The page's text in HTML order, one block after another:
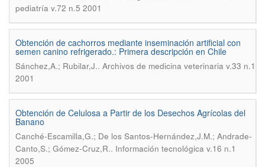
pediatría v.72 n.5 2001
Obtención de cachorros mediante inseminación artificial con
semen canino refrigerado.: Primera descripción en Chile
Sánchez,A.; Rubilar,J.. Archivos de medicina veterinaria v.33 n.1
2001
Obtención de Celulosa a Partir de los Desechos Agrícolas del
Banano
Canché-Escamilla,G.; De los Santos-Hernández,J.M.; Andrade-
Canto,S.; Gómez-Cruz,R.. Información tecnológica v.16 n.1
2005